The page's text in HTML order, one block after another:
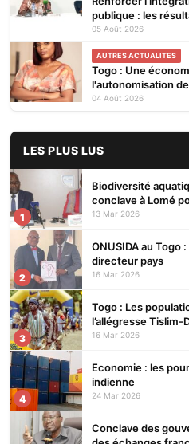
publique : les
Focales Genre
05 Août 2026
AUTRES ACTUALITES
Togo : Une
l'autonomisation
04 Août 2026
LES PLUS LUS
1
Biodiversité
conclave à Lomé
écosystèmes
13 Mar 2026
2
ONUSIDA au Togo
directeur pays
16 Mar 2026
3
Togo : Les
l’allégresse
16 Mar 2026
4
Economie : les
indienne
24 Mar 2026
Conclave des